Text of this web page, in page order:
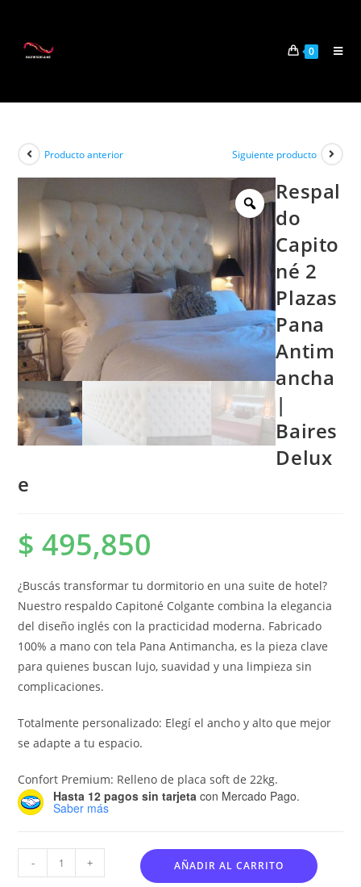
0
Producto anterior Siguiente producto
Respal
do
Capito
né 2
Plazas
Pana
Antim
ancha
|
Baires
Delux
e
$ 495,850
¿Buscás transformar tu dormitorio en una suite de hotel?
Nuestro respaldo Capitoné Colgante combina la elegancia
del diseño inglés con la practicidad moderna. Fabricado
100% a mano con tela Pana Antimancha, es la pieza clave
para quienes buscan lujo, suavidad y una limpieza sin
complicaciones.
Totalmente personalizado: Elegí el ancho y alto que mejor
se adapte a tu espacio.
Confort Premium: Relleno de placa soft de 22kg.
Hasta 12 pagos sin tarjeta con Mercado Pago.
Saber más
- + AÑADIR AL CARRITO